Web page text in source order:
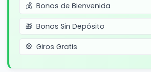
Bonos de Bienvenida
Bonos Sin Depósito
Giros Gratis